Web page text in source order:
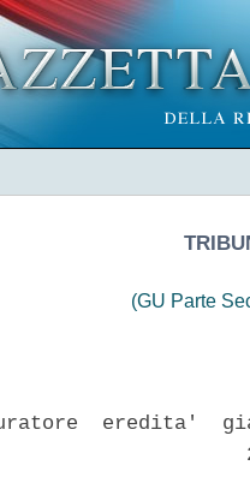
(GU Parte
eredita'